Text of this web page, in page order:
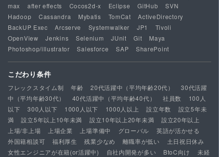
max
after effects Cocos2d-x Eclipse GitHub
SVN
Hadoop
Cassandra Mybatis TomCat
ActiveDirectory
BackUP Exec
Arcserve Systemwalker JP1
Tivoli
OpenView
Jenkins Selenium JUnit Git
Maya
Photoshop/illustrator
Salesforce SAP SharePoint
こだわり条件
フレックスタイム制 年齢 20代活躍中（平均年齢20代）
30代活躍
中（平均年齢30代）
40代活躍中（平均年齢40代） 社員数
100人
以下
300人以下 1000人以下 1000人以上 設立年数
設立5年未
満
設立5年以上10年未満 設立10年以上20年未満
設立20年以上
上場/非上場
上場企業 上場準備中 グローバル
英語が活かせる
外国籍相談可
福利厚生 残業少なめ 離職率が低い
土日祝日休み
女性エンジニアが在籍(or活躍中)
自社内開発が多い BtoC向け
未経